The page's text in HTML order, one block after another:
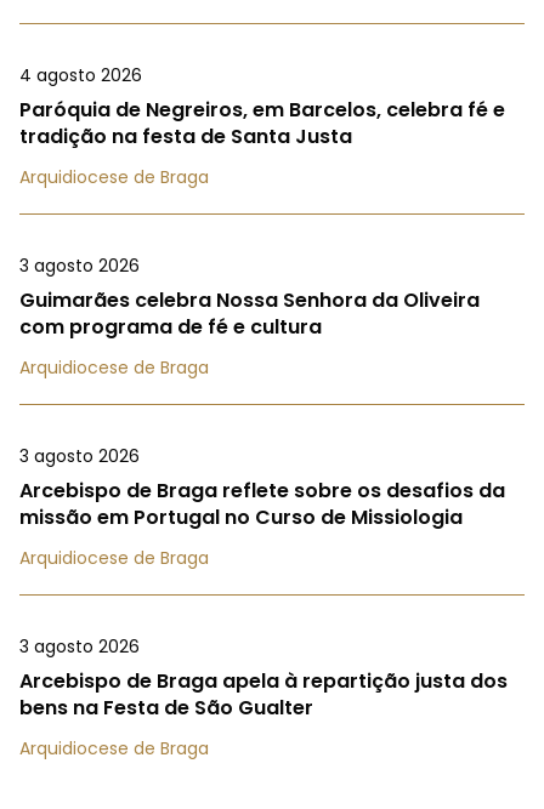
4 agosto 2026
Paróquia de Negreiros, em Barcelos, celebra fé e
tradição na festa de Santa Justa
Arquidiocese de Braga
3 agosto 2026
Guimarães celebra Nossa Senhora da Oliveira
com programa de fé e cultura
Arquidiocese de Braga
3 agosto 2026
Arcebispo de Braga reflete sobre os desafios da
missão em Portugal no Curso de Missiologia
Arquidiocese de Braga
3 agosto 2026
Arcebispo de Braga apela à repartição justa dos
bens na Festa de São Gualter
Arquidiocese de Braga